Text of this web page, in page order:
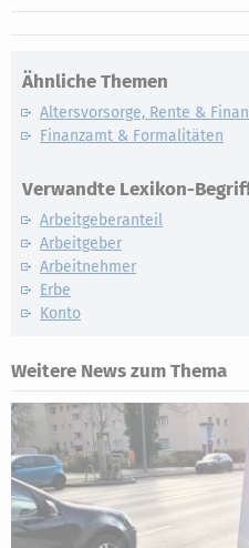
Ähnliche Themen
Altersvorsorge, Rente &
Finanzamt & Formalitäten
Verwandte Lexikon-
Arbeitgeberanteil
Arbeitgeber
Arbeitnehmer
Erbe
Konto
Weitere News zum Thema